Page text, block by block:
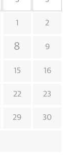
1 2
8 9
15 16
22 23
29 30